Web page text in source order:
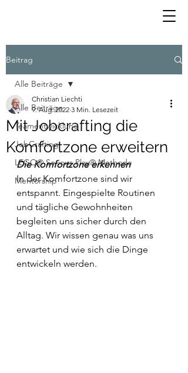
Beitrag
Alle Beiträge
Teamentwicklung
JobCrafting
LEGO® Serious Play® Methode
Mentorship
Alle Beiträge
Mit Jobcrafting die
Komfortzone erweitern
Christian Liechti
9. Aug. 2022 3 Min. Lesezeit
Die Komfortzone erkennen
In der Komfortzone sind wir
entspannt. Eingespielte Routinen
und tägliche Gewohnheiten
begleiten uns sicher durch den
Alltag. Wir wissen genau was uns
erwartet und wie sich die Dinge
entwickeln werden.